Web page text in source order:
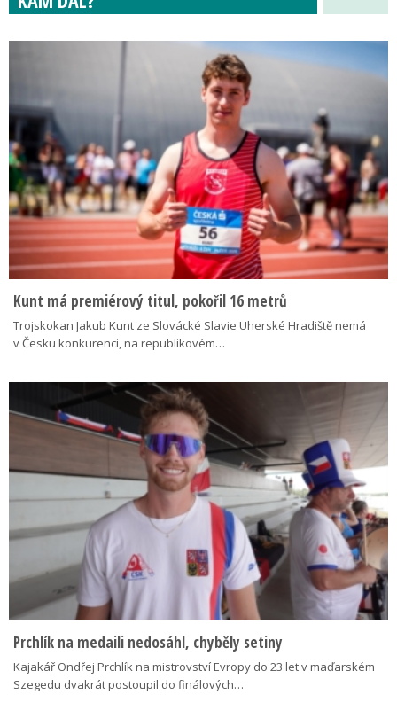
Kunt má premiérový titul, pokořil 16 metrů
Trojskokan Jakub Kunt ze Slovácké Slavie Uherské Hradiště nemá
v Česku konkurenci, na republikovém…
Prchlík na medaili nedosáhl, chyběly setiny
Kajakář Ondřej Prchlík na mistrovství Evropy do 23 let v maďarském
Szegedu dvakrát postoupil do finálových…